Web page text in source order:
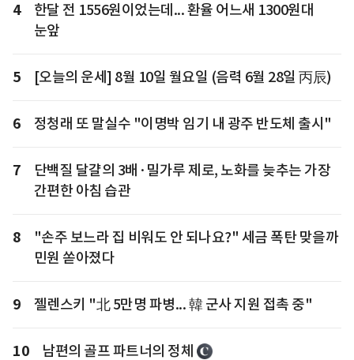
4
한달 전 1556원이었는데... 환율 어느새 1300원대
눈앞
5 [오늘의 운세] 8월 10일 월요일 (음력 6월 28일 丙辰)
6 정청래 또 말실수 "이명박 임기 내 광주 반도체 출시"
7
단백질 달걀의 3배·밀가루 제로, 노화를 늦추는 가장
간편한 아침 습관
8
"손주 보느라 집 비워도 안 되나요?" 세금 폭탄 맞을까
민원 쏟아졌다
9 젤렌스키 "北 5만명 파병... 韓 군사 지원 접촉 중"
10 남편의 골프 파트너의 정체